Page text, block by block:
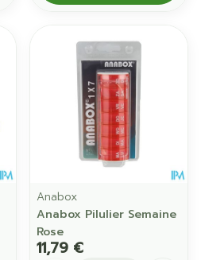
Anabox
Anabox Pilulier Semaine
Rose
11,79 €